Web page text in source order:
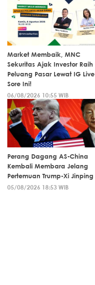
Market Membaik, MNC
Sekuritas Ajak Investor Raih
Peluang Pasar Lewat IG Live
Sore Ini!
06/08/2026 10:55 WIB
Perang Dagang AS-China
Kembali Membara Jelang
Pertemuan Trump-Xi Jinping
05/08/2026 18:53 WIB